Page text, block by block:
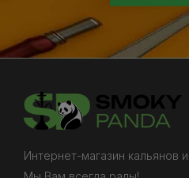
Интернет-магазин кальянов